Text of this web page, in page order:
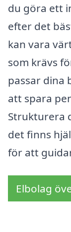
du göra ett
efter det
kan vara
som krävs
passar dina
att spara
Strukturera
det finns
för att
Elbolag